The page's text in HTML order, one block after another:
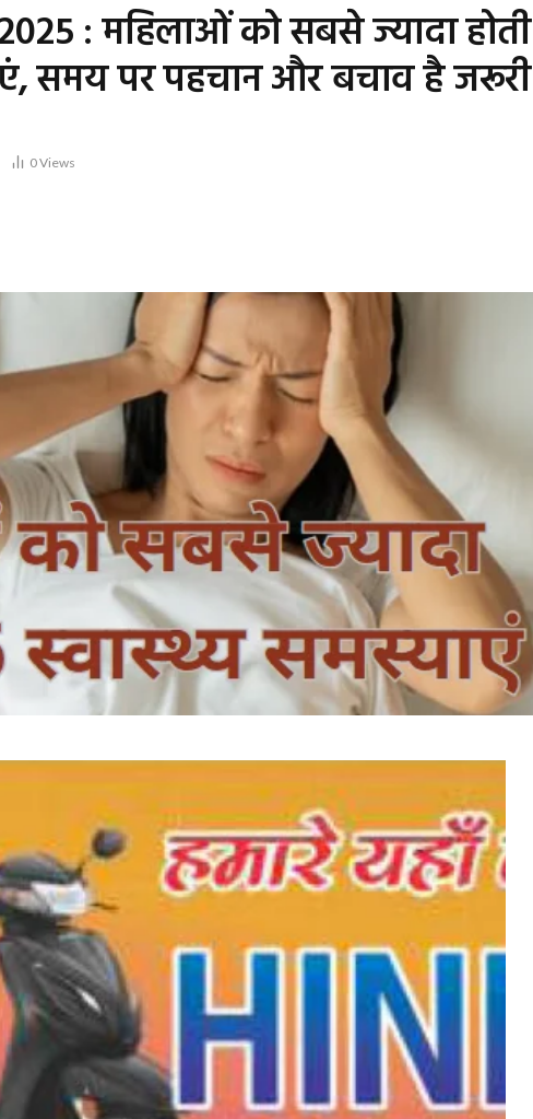
: महिलाओं को सबसे ज्यादा होती
समय पर पहचान और बचाव है जरूरी
0Views